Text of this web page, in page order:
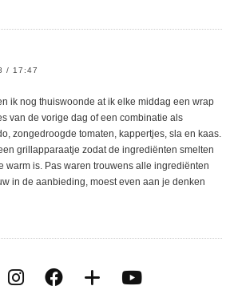
/ 17:47
ik nog thuiswoonde at ik elke middag een wrap
van de vorige dag of een combinatie als
zongedroogde tomaten, kappertjes, sla en kaas.
grillapparaatje zodat de ingrediënten smelten
warm is. Pas waren trouwens alle ingrediënten
in de aanbieding, moest even aan je denken